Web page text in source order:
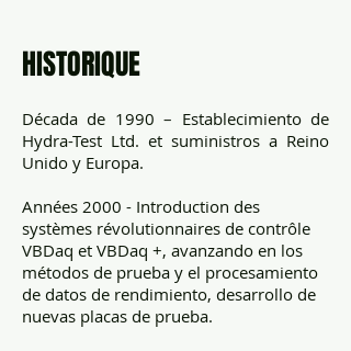
HISTORIQUE
Década de 1990 – Establecimiento de
Hydra-Test Ltd. et suministros a Reino
Unido y Europa.
Années 2000 - Introduction des
systèmes révolutionnaires de contrôle
VBDaq et VBDaq +, avanzando en los
métodos de prueba y el procesamiento
de datos de rendimiento, desarrollo de
nuevas placas de prueba.